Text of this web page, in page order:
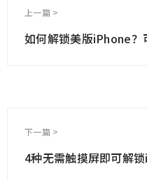
上一篇 >
如何解锁美版iPhone？
下一篇 >
4种无需触摸屏即可解